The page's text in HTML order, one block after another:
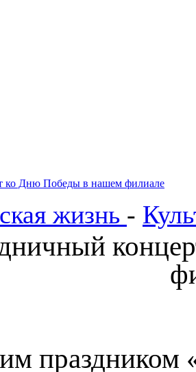
ко Дню Победы в нашем филиале
жизнь -
праздником